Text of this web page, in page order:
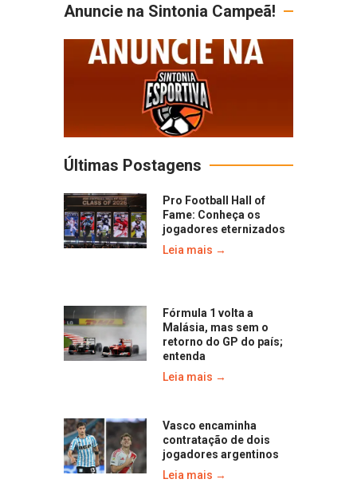
Anuncie na Sintonia Campeã!
Últimas Postagens
Pro Football Hall of
Fame: Conheça os
jogadores eternizados
Leia mais →
Fórmula 1 volta a
Malásia, mas sem o
retorno do GP do país;
entenda
Leia mais →
Vasco encaminha
contratação de dois
jogadores argentinos
Leia mais →